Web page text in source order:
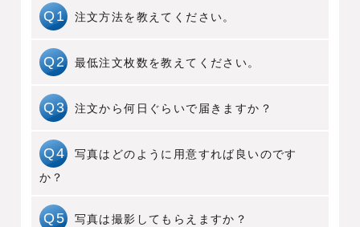
Q1 注文方法を教えてください。
A1
お問い合わせフォームやお電話で、ご注
Q2 最低注文枚数を教えてください。
A2 1枚からご依頼いただくことが可能です。
Q3 注文から何日ぐらいで届きますか？
A3
デザイン決定・入稿から最短7日で発送し
ております。
Q4
写真はどのように用意すれば良いのです
か？
A4
イメージファイルでご用意ください。
Q5 写真は撮影してもらえますか？